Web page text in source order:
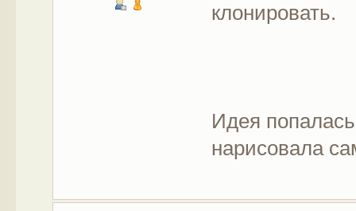
клонировать.
Идея
нарисовала